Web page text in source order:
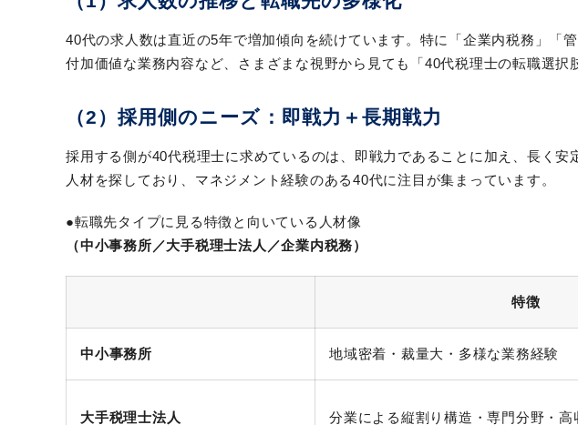
40代の求人数は直近の5年で増加傾向を続けています。特に「企業内税務」「
付加価値な業務内容など、さまざまな視野から見ても「40代税理士の転職選択
（2）採用側のニーズ：即戦力＋長期戦力
採用する側が40代税理士に求めているのは、即戦力であることに加え、長く
人材を探しており、マネジメント経験のある40代に注目が集まっています。
●転職先タイプに見る特徴と向いている人材像
（中小事務所／大手税理士法人／企業内税務）
特徴
中小事務所 地域密着・裁量大・多様な業務経験
大手税理士法人 分業による縦割り構造・専門分野・高